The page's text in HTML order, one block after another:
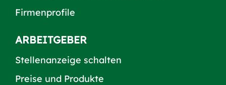
Firmenprofile
ARBEITGEBER
Stellenanzeige schalten
Preise und Produkte